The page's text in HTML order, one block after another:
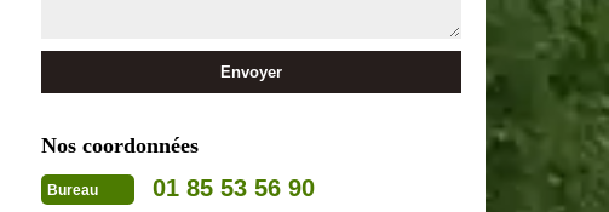
Nos coordonnées
Bureau 01 85 53 56 90